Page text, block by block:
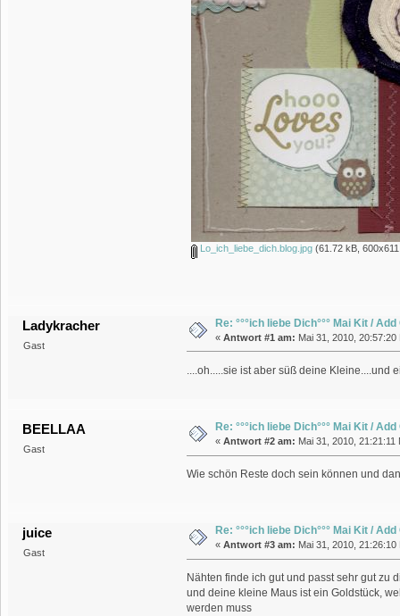
Lo_ich_liebe_dich.blog.jpg(61.72 kB,
Ladykracher
Gast
Re: °°°ich liebe Dich°°° Mai Kit / Add
« Antwort #1 am: Mai 31, 2010, 20:57:20
....oh.....sie ist aber süß deine Kleine....und
BEELLAA
Gast
Re: °°°ich liebe Dich°°° Mai Kit / Add
« Antwort #2 am: Mai 31, 2010, 21:21:11
Wie schön Reste doch sein können und
juice
Gast
Re: °°°ich liebe Dich°°° Mai Kit / Add
« Antwort #3 am: Mai 31, 2010, 21:26:10
Nähten finde ich gut und passt sehr gut zu
und deine kleine Maus ist ein Goldstück,
werden muss